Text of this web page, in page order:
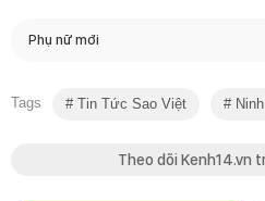
Phụ nữ mới
Tags Tin Tức Sao Việt Ninh
Theo dõi Kenh14.vn